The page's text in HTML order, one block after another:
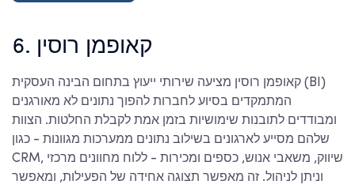
6. קאופמן רוסין
קאופמן רוסין מציעה שירותי ייעוץ בתחום הבינה העסקית (BI)
המתמקדים בסיוע לחברות להפוך נתונים לא מאורגנים
ומבודדים לתובנות שימושיות בזמן אמת לקבלת החלטות. הצוות
שלהם מסייע לארגונים בשילוב נתונים ממערכות מגוונות - כגון
CRM, שיווק, משאבי אנוש, כספים ומכירות - ללוח מחוונים מרכזי
וניתן לניהול. זה מאפשר תצוגה אחידה של הפעילות, ומאפשר